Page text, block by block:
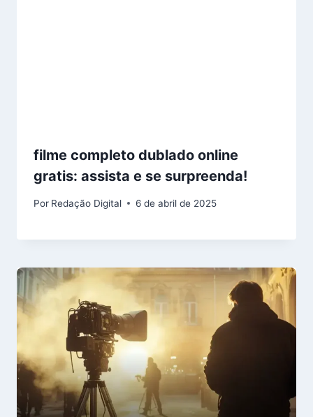
filme completo dublado online
gratis: assista e se surpreenda!
Por Redação Digital 6 de abril de 2025